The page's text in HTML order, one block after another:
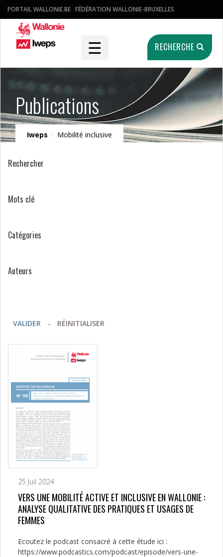
PORTAIL WALLONIE.BE FÉDÉRATION WALLONIE-BRUXELLES
☰ RECHERCHE
Publications
Iweps / Mobilité inclusive
Rechercher
Mots clé
Catégories
Auteurs
VALIDER - RÉINITIALISER
25 Juil 2024
VERS UNE MOBILITÉ ACTIVE ET INCLUSIVE EN WALLONIE :
ANALYSE QUALITATIVE DES PRATIQUES ET USAGES DE
FEMMES
Ecoutez le podcast consacré à cette étude ici :
https://www.podcastics.com/podcast/episode/vers-une-